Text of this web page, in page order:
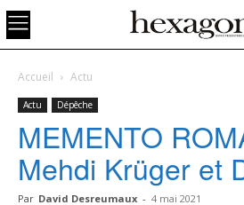
Accueil Actu
Actu Dépêche
MEMENTO
Mehdi Krüger et
Par David Desreumaux - 4 mai 2021